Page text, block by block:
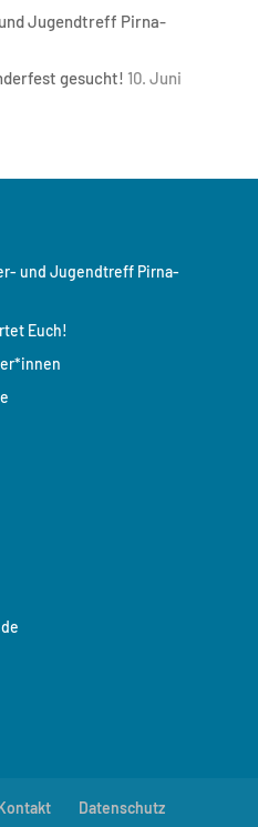
Jugendtreff Pirna-
gesucht! 10. Juni
und Jugendtreff Pirna-
Euch!
Datenschutz